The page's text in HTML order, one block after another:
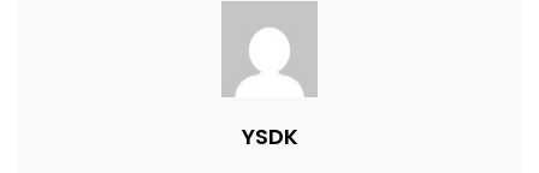
YSDK